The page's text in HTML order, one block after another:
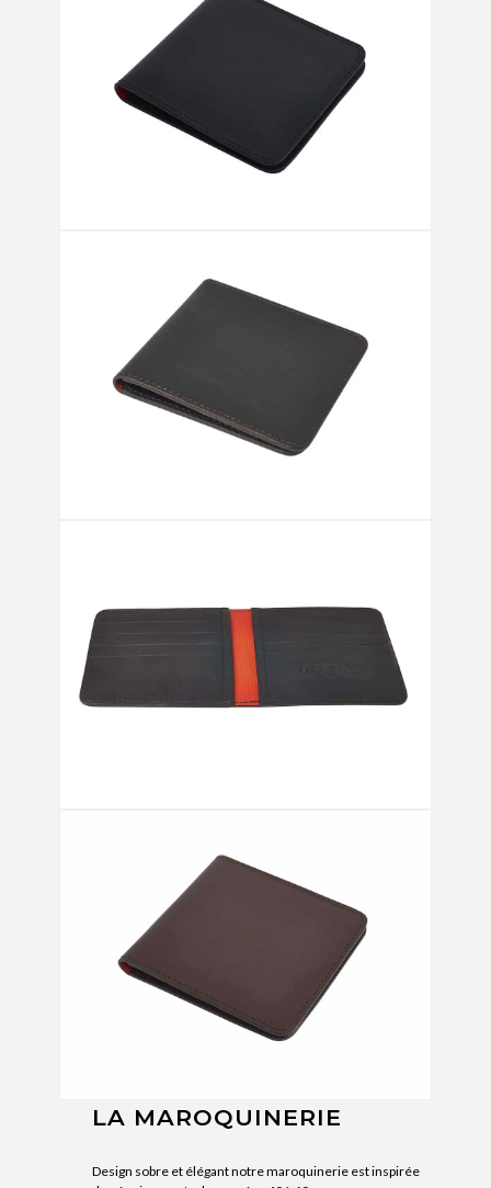
LA MAROQUINERIE
Design sobre et élégant notre maroquinerie est inspirée